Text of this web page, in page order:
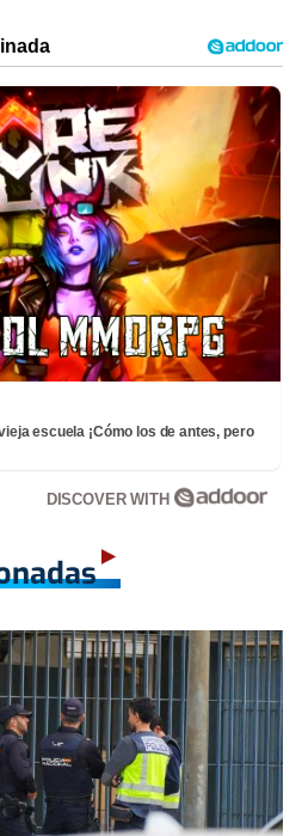
escuela ¡Cómo los de antes, pero
DISCOVER WITH